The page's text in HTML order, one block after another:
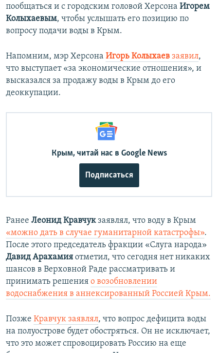
пообщаться и с городским головой Херсона Игорем
Колыхаевым, чтобы услышать его позицию по
вопросу подачи воды в Крым.
Напомним, мэр Херсона Игорь Колыхаев заявил,
что выступает «за экономические отношения», и
высказался за продажу воды в Крым до его
деоккупации.
Крым, читай нас в Google News
Подписаться
Ранее Леонид Кравчукзаявлял, что воду в Крым
«можно дать в случае гуманитарной катастрофы».
После этого председатель фракции «Слуга народа»
Давид Арахамия отметил, что сегодня нет никаких
шансов в Верховной Раде рассматривать и
принимать решения о возобновлении
водоснабжения в аннексированный Россией Крым.
Позже Кравчук заявлял, что вопрос дефицита воды
на полуострове будет обостряться. Он не исключает,
что это может спровоцировать Россию на еще